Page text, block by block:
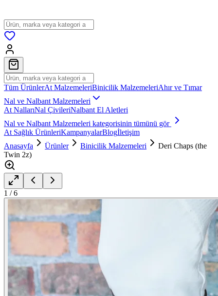
Tüm ÜrünlerAt MalzemeleriBinicilik MalzemeleriAhır ve Tımar
Nal ve Nalbant Malzemeleri
At NallarıNal ÇivileriNalbant El Aletleri
Nal ve Nalbant Malzemeleri kategorisinin tümünü gör
At Sağlık ÜrünleriKampanyalarBlogİletişim
Anasayfa
Ürünler Binicilik Malzemeleri
Deri Chaps (the
Twin 2z)
1 /6